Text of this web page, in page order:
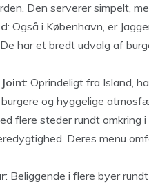
Den serverer simpelt,
: Også i København, er
har et bredt udvalg af
: Oprindeligt fra Island,
og hyggelige
flere steder rundt omkring
Deres menu
: Beliggende i flere byer